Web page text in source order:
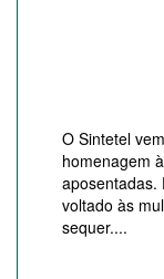
O Sintetel
homenagem
aposentadas.
voltado às
sequer....